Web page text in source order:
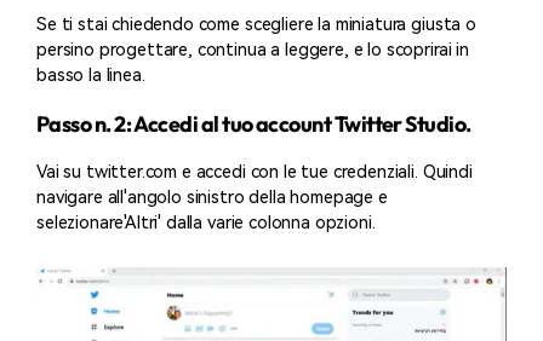
Se ti stai chiedendo come scegliere la miniatura giusta o
persino progettare, continua a leggere, e lo scoprirai in
basso la linea.
Passo n. 2: Accedi al tuo account Twitter Studio.
Vai su twitter.com e accedi con le tue credenziali. Quindi
navigare all'angolo sinistro della homepage e
selezionare'Altri' dalla varie colonna opzioni.